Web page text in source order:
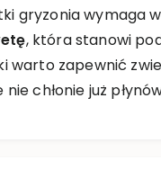
gryzonia wymaga
, która stanowi
warto zapewnić
chłonie już